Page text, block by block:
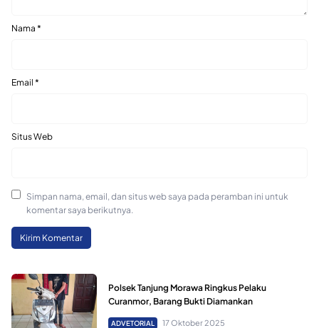
Nama *
Email *
Situs Web
Simpan nama, email, dan situs web saya pada peramban ini untuk
komentar saya berikutnya.
Polsek Tanjung Morawa Ringkus Pelaku
Curanmor, Barang Bukti Diamankan
ADVETORIAL 17 Oktober 2025